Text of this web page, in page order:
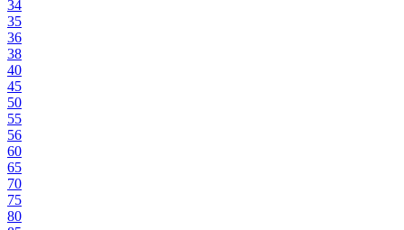
34
35
36
38
40
45
50
55
56
60
65
70
75
80